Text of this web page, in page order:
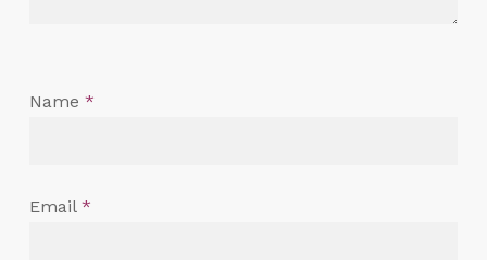
Name *
Email *